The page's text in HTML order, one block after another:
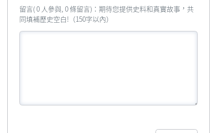
留言( 0 人參與, 0 條留言)：期待您提供史料和真實故事，共
同填補歷史空白!（150字以內）